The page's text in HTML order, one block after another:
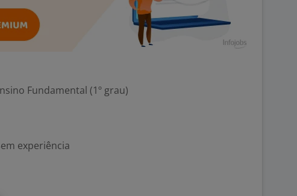
Fundamental (1º grau)
experiência